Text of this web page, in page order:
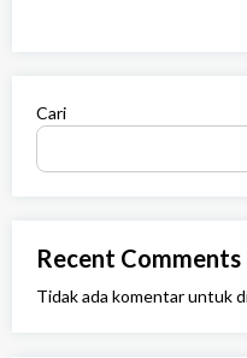
Cari
Recent Comments
Tidak ada komentar untuk